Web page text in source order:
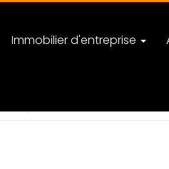
Immobilier d'entreprise